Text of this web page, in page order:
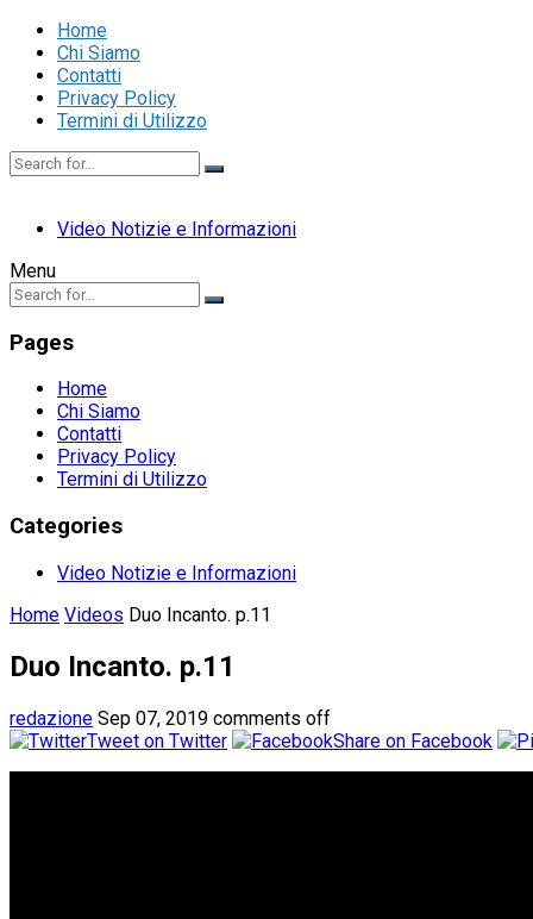
Home
Chi Siamo
Contatti
Privacy Policy
Termini di Utilizzo
Video Notizie e Informazioni
Menu
Pages
Home
Chi Siamo
Contatti
Privacy Policy
Termini di Utilizzo
Categories
Video Notizie e Informazioni
Home Videos Duo Incanto. p.11
Duo Incanto. p.11
redazione Sep 07, 2019 comments off
Tweet on Twitter
Share on Facebook